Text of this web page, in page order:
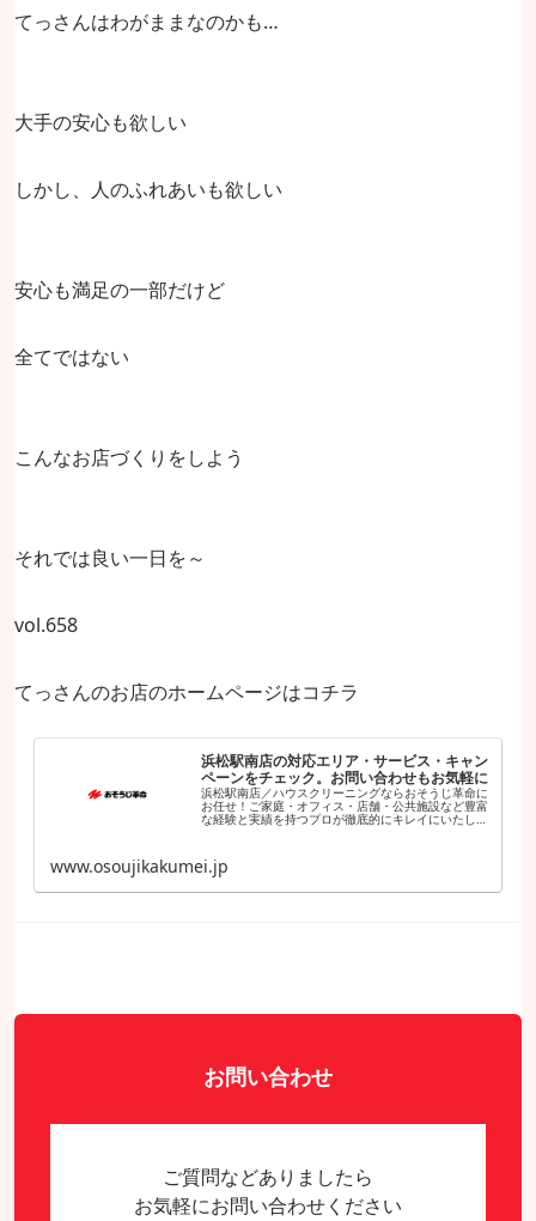
てっさんはわがままなのかも…
大手の安心も欲しい
しかし、人のふれあいも欲しい
安心も満足の一部だけど
全てではない
こんなお店づくりをしよう
それでは良い一日を～
vol.658
てっさんのお店のホームページはコチラ
浜松駅南店の対応エリア・サービス・キャン
ペーンをチェック。お問い合わせもお気軽に
浜松駅南店／ハウスクリーニングならおそうじ革命に
お任せ！ご家庭・オフィス・店舗・公共施設など豊富
な経験と実績を持つプロが徹底的にキレイにいたしま
す。日本全国に展開中！安心の固定料金、お見積もり
www.osoujikakumei.jp
お問い合わせ
ご質問などありましたら
お気軽にお問い合わせください